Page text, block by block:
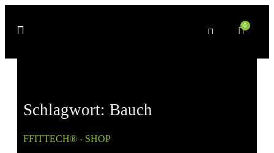
0
Schlagwort: Bauch
FFITTECH® - SHOP» Produkte verschlagwortet mit